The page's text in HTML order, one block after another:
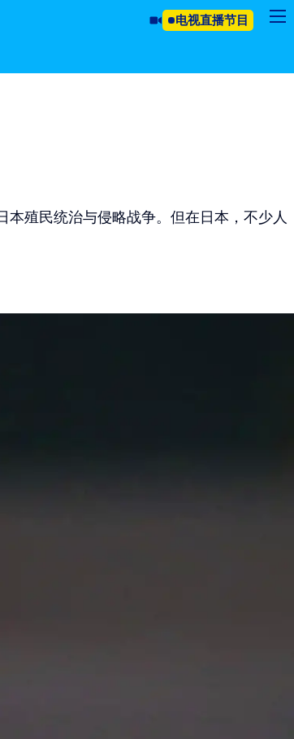
电视直播节目
殖民统治与侵略战争。但在日本，不少人